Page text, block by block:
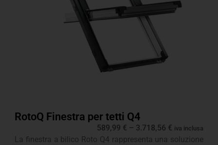
RotoQ Finestra per tetti Q4
589,99 € – 3.718,56 € iva inclusa
La finestra a bilico Roto Q4 rappresenta una soluzione